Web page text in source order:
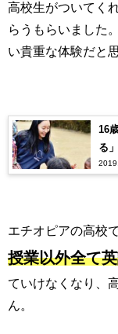
高校生がついてく
らうもらいました
い貴重な体験だと
16
る
エチオピアの高校で
授業以外全て
ていけなくなり、
ん。